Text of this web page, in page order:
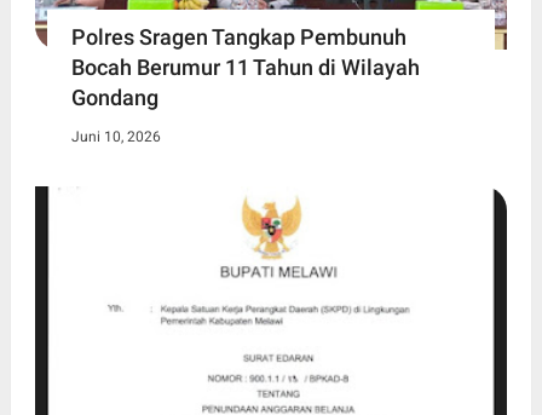
Polres Sragen Tangkap Pembunuh
Bocah Berumur 11 Tahun di Wilayah
Gondang
Juni 10, 2026